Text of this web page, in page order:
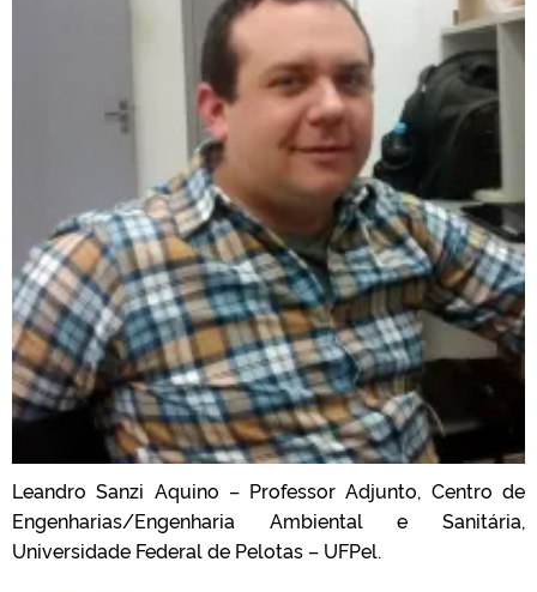
Leandro Sanzi Aquino – Professor Adjunto, Centro de
Engenharias/Engenharia Ambiental e Sanitária,
Universidade Federal de Pelotas – UFPel.